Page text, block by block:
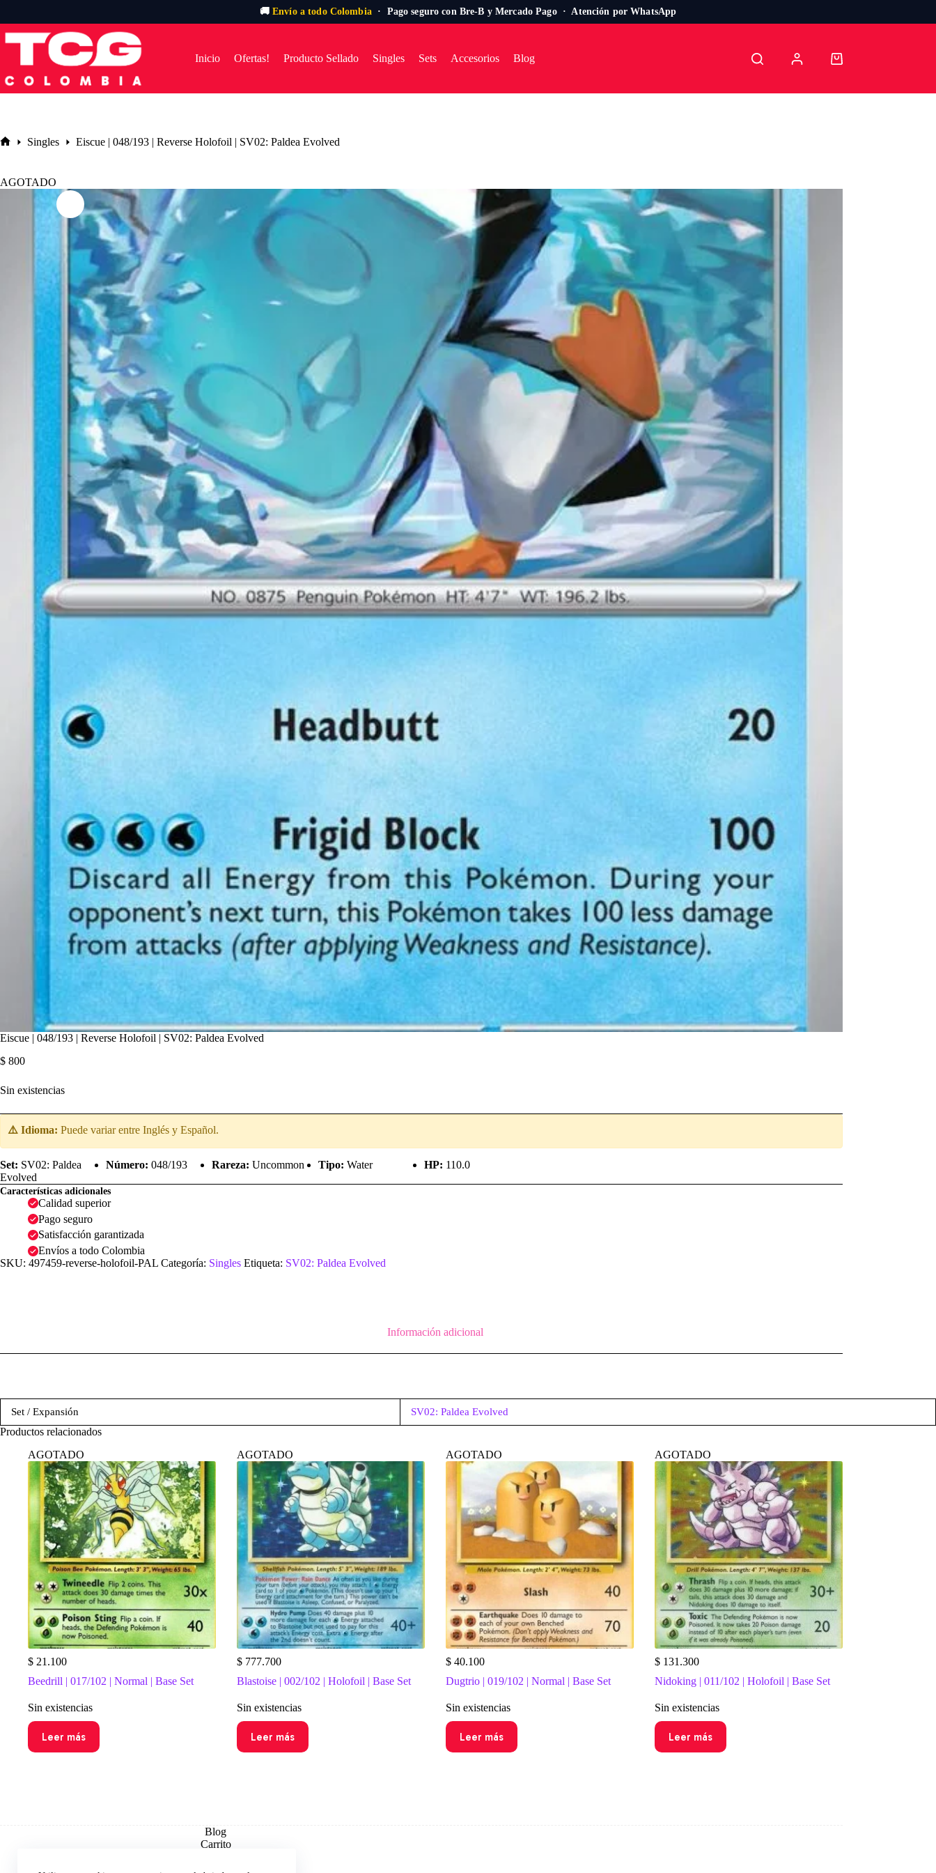
🚚 Envío a todo Colombia· Pago seguro con Bre-B y Mercado Pago · Atención por WhatsApp
al
Inicio Ofertas! Producto Sellado Singles Sets Accesorios Blog
Carro
Singles Eiscue | 048/193 | Reverse Holofoil | SV02: Paldea Evolved
AGOTADO
Eiscue | 048/193 | Reverse Holofoil | SV02: Paldea Evolved
$ 800
Sin existencias
⚠️ Idioma: Puede variar entre Inglés y Español.
Set: SV02: Paldea
Evolved
Número: 048/193 Rareza: Uncommon Tipo: Water HP: 110.0
Características adicionales
Calidad superior
Pago seguro
Satisfacción garantizada
Envíos a todo Colombia
SKU: 497459-reverse-holofoil-PAL Categoría: Singles Etiqueta: SV02: Paldea Evolved
Información adicional
Set / Expansión SV02: Paldea Evolved
Productos relacionados
AGOTADO
$ 21.100
Beedrill | 017/102 | Normal | Base Set
Sin existencias
Leer más
AGOTADO
$777.700
Blastoise | 002/102 | Holofoil | Base Set
Sin existencias
Leer más
AGOTADO
$40.100
Dugtrio | 019/102 | Normal | Base Set
Sin existencias
Leer más
AGOTADO
$131.300
Nidoking | 011/102 | Holofoil | Base Set
Sin existencias
Leer más
Blog
Carrito